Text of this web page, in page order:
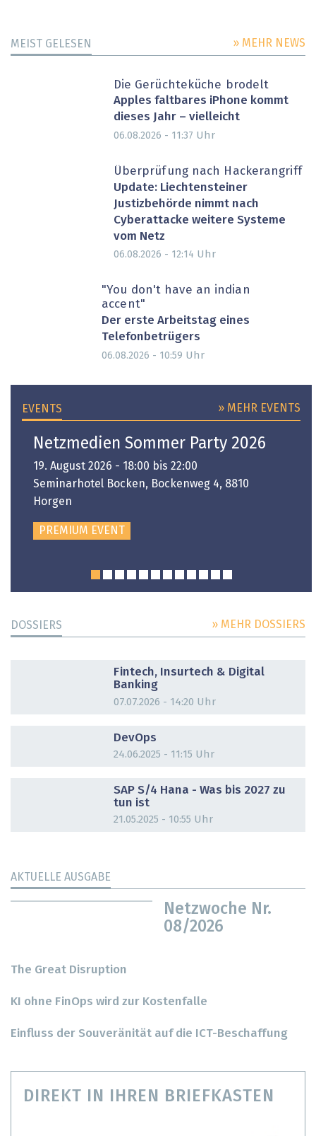
MEIST GELESEN » MEHR NEWS
Die Gerüchteküche brodelt
Apples faltbares iPhone kommt
dieses Jahr – vielleicht
06.08.2026 - 11:37 Uhr
Überprüfung nach Hackerangriff
Update: Liechtensteiner
Justizbehörde nimmt nach
Cyberattacke weitere Systeme
vom Netz
06.08.2026 - 12:14 Uhr
"You don't have an indian
accent"
Der erste Arbeitstag eines
Telefonbetrügers
06.08.2026 - 10:59 Uhr
EVENTS » MEHR EVENTS
Netzmedien Sommer Party 2026
19. August 2026 - 18:00 bis 22:00
Seminarhotel Bocken, Bockenweg 4, 8810
Horgen
PREMIUM EVENT
DOSSIERS » MEHR DOSSIERS
Fintech, Insurtech & Digital
Banking
07.07.2026 - 14:20 Uhr
DevOps
24.06.2025 - 11:15 Uhr
SAP S/4 Hana - Was bis 2027 zu
tun ist
21.05.2025 - 10:55 Uhr
AKTUELLE AUSGABE
Netzwoche Nr.
08/2026
The Great Disruption
KI ohne FinOps wird zur Kostenfalle
Einfluss der Souveränität auf die ICT-Beschaffung
DIREKT IN IHREN BRIEFKASTEN